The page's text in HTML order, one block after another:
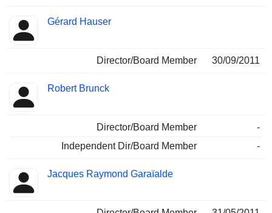
Gérard Hauser
Director/Board Member 30/09/2011
Robert Brunck
Director/Board Member
-
Independent Dir/Board Member
-
Jacques Raymond Garaïalde